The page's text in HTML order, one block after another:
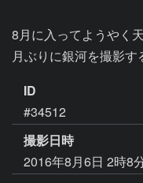
8月に入ってようやく
月ぶりに銀河を撮影す
ID
#34512
撮影日時
2016年8月6日 2時8